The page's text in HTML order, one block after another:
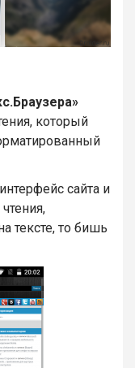
который
сайта и
тексте, то бишь